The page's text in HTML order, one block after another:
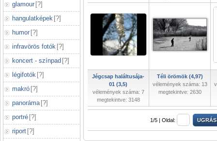
glamour [?]
hangulatképek [?]
humor [?]
infravörös fotók [?]
koncert - színpad [?]
légifotók [?]
makró [?]
panoráma [?]
portré [?]
riport [?]
Jégcsap haláltusája-
01 (3,5)
vélemények száma: 7
megtekintve: 3148
Téli örömök (4,97)
vélemények száma: 13
megtekintve: 2630
1/5 | Oldal: